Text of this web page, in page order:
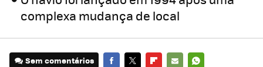
complexa mudança de local
Sem comentários